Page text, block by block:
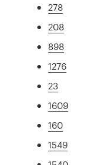
278
208
898
1276
23
1609
160
1549